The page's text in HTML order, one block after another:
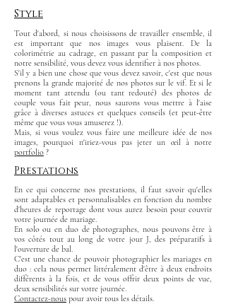
Style
Tout d'abord, si nous choisissons de travailler ensemble, il
est important que nos images vous plaisent. De la
colorimétrie au cadrage, en passant par la composition et
notre sensibilité, vous devez vous identifier à nos photos.
S'il y a bien une chose que vous devez savoir, c'est que nous
prenons la grande majorité de nos photos sur le vif. Et si le
moment tant attendu (ou tant redouté) des photos de
couple vous fait peur, nous saurons vous mettre à l'aise
grâce à diverses astuces et quelques conseils (et peut-être
même que vous vous amuserez !).
Mais, si vous voulez vous faire une meilleure idée de nos
images, pourquoi n'iriez-vous pas jeter un œil à notre
portfolio ?
Prestations
En ce qui concerne nos prestations, il faut savoir qu'elles
sont adaptables et personnalisables en fonction du nombre
d'heures de reportage dont vous aurez besoin pour couvrir
votre journée de mariage.
En solo ou en duo de photographes, nous pouvons être à
vos côtés tout au long de votre jour J, des préparatifs à
l'ouverture de bal.
C'est une chance de pouvoir photographier les mariages en
duo : cela nous permet littéralement d'être à deux endroits
différents à la fois, et de vous offrir deux points de vue,
deux sensibilités sur votre journée.
Contactez-nous pour avoir tous les détails.